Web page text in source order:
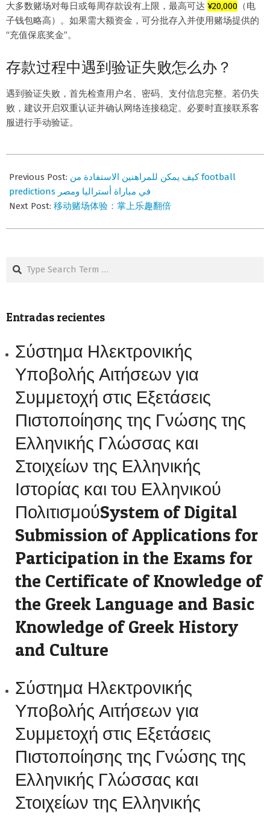
大多数赌场对每日或每周存款设有上限，最高可达 ¥20,000 （电
子钱包略高）。如果需大额资金，可分批存入并使用赌场提供的
“充值保底奖金”。
存款过程中遇到验证失败怎么办？
遇到验证失败，首先检查用户名、密码、支付信息完整。若仍失
败，建议开启双重认证并确认网络连接稳定。必要时直接联系客
服进行手动验证。
07-
02
Previous Post: كيف يمكن للمراهنين الاستفادة من football
predictions في مباراة أستراليا ومصر
Next Post: 移动赌场体验：掌上乐趣翻倍
Search
Entradas recientes
Σύστημα Ηλεκτρονικής
Υποβολής Αιτήσεων για
Συμμετοχή στις Εξετάσεις
Πιστοποίησης της Γνώσης της
Ελληνικής Γλώσσας και
Στοιχείων της Ελληνικής
Ιστορίας και του Ελληνικού
ΠολιτισμούSystem of Digital
Submission of Applications for
Participation in the Exams for
the Certificate of Knowledge of
the Greek Language and Basic
Knowledge of Greek History
and Culture
Σύστημα Ηλεκτρονικής
Υποβολής Αιτήσεων για
Συμμετοχή στις Εξετάσεις
Πιστοποίησης της Γνώσης της
Ελληνικής Γλώσσας και
Στοιχείων της Ελληνικής